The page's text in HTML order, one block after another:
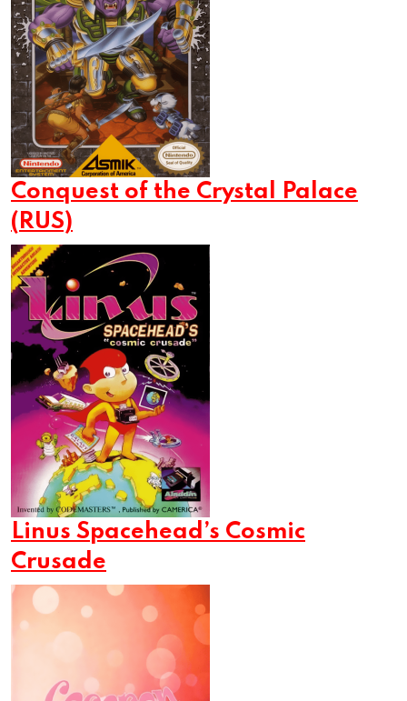
Conquest of the Crystal Palace
(RUS)
Linus Spacehead’s Cosmic
Crusade